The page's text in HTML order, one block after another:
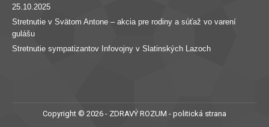
25.10.2025
Stretnutie v Svätom Antone – akcia pre rodiny a súťaž vo varení
gulášu
Stretnutie sympatizantov Infovojny v Slatinských Lazoch
Copyright © 2026 - ZDRAVÝ ROZUM - politická strana